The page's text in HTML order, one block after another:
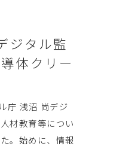
ジタル監
体クリー
庁 浅沼 尚デジ
材教育等につい
。始めに、情報